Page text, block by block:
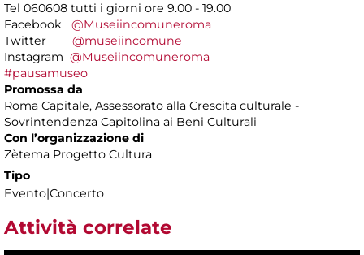
Tel 060608 tutti i giorni ore 9.00 - 19.00
Facebook @Museiincomuneroma
Twitter @museiincomune
Instagram @Museiincomuneroma
#pausamuseo
Promossa da
Roma Capitale, Assessorato alla Crescita culturale -
Sovrintendenza Capitolina ai Beni Culturali
Con l’organizzazione di
Zètema Progetto Cultura
Tipo
Evento|Concerto
Attività correlate